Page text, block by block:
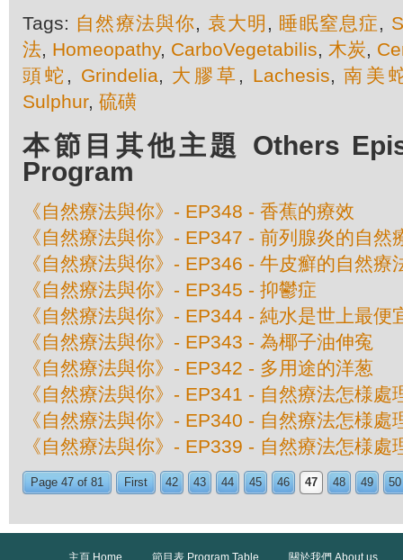
Tags: 自然療法與你, 袁大明 , 睡眠窒息症,
法, Homeopathy, CarboVegetabilis, 木炭,
頭蛇 , Grindelia, 大膠草 , Lachesis,南美
Sulphur, 硫磺
本節目其他主題 Others
Program
《自然療法與你》- EP348 - 香蕉的療效
《自然療法與你》- EP347 - 前列腺炎的自然
《自然療法與你》- EP346 - 牛皮癬的自然療
《自然療法與你》- EP345 - 抑鬱症
《自然療法與你》- EP344 - 純水是世上最便
《自然療法與你》- EP343 - 為椰子油伸寃
《自然療法與你》- EP342 - 多用途的洋葱
《自然療法與你》- EP341 - 自然療法怎様處
《自然療法與你》- EP340 - 自然療法怎様處
《自然療法與你》- EP339 - 自然療法怎様處
Page 47 of 81 First 42 43 44 45 46 47 48 49 50
主頁 Home 節目表 Program Table 關於我們 About us